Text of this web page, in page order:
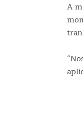
A